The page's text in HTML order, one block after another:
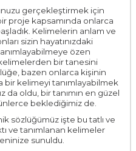
gerçekleştirmek için
proje kapsamında onlarca
Kelimelerin anlam ve
sizin hayatınızdaki
özen
bir tanesini
bazen onlarca kişinin
bir kelimeyi tanımlayabilmek
da oldu, bir tanımın en güzel
beklediğimiz de.
sözlüğümüz işte bu tatlı ve
ve tanımlanan kelimeler
sunuldu.